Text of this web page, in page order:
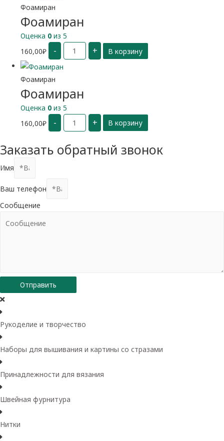
Фоамиран
Фоамиран
Оценка 0 из 5
160,00₽ -
Количество
Фоамиран
+ В корзину
Фоамиран
Фоамиран
Оценка 0 из 5
160,00₽ -
Количество
Фоамиран
+ В корзину
Заказать обратный звонок
Имя
Ваш телефон
Сообщение
Отправить
Рукоделие и творчество
Наборы для вышивания и картины со стразами
Принадлежности для вязания
Швейная фурнитура
Нитки